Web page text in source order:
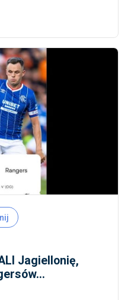
Jagiellonię,